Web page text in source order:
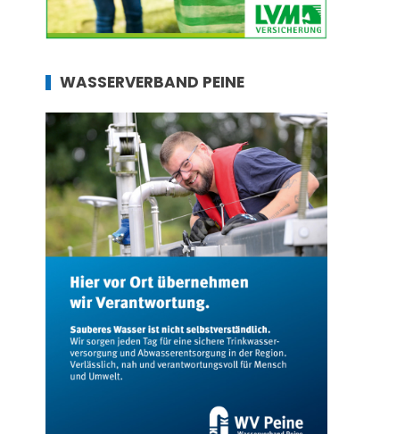
WASSERVERBAND PEINE